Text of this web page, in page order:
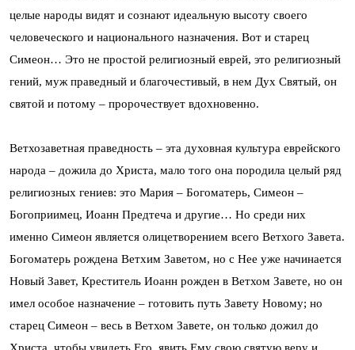
целые народы видят и сознают идеальную высоту своего
человеческого и национального назначения. Вот и старец
Симеон… Это не простой религиозный еврей, это религиозный
гений, муж праведный и благочестивый, в нем Дух Святый, он
святой и потому – пророчествует вдохновенно.
Ветхозаветная праведность – эта духовная культура еврейского
народа – дожила до Христа, мало того она породила целый ряд
религиозных гениев: это Мария – Богоматерь, Симеон –
Богоприимец, Иоанн Предтеча и другие… Но среди них
именно Симеон является олицетворением всего Ветхого Завета.
Богоматерь рождена Ветхим Заветом, но с Нее уже начинается
Новый Завет, Креститель Иоанн рожден в Ветхом Завете, но он
имел особое назначение – готовить путь Завету Новому; но
старец Симеон – весь в Ветхом Завете, он только дожил до